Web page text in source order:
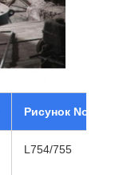
Рисунок No.
L754/755